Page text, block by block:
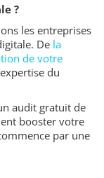
?
les entreprises
De la
de votre
du
audit gratuit de
booster votre
par une